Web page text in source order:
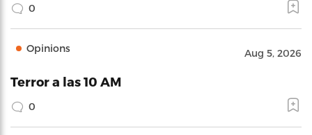
0
Opinions Aug 5, 2026
Terror a las 10 AM
0